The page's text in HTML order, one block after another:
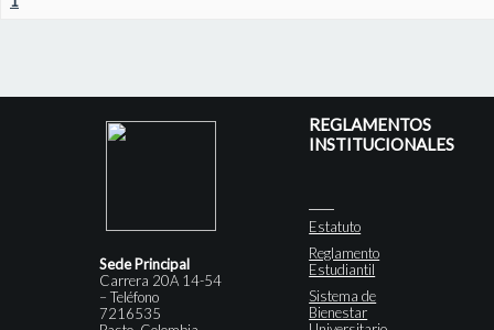
Sede Principal
Carrera 20A 14-54
– Teléfono
7216535
REGLAMENTOS
INSTITUCIONALES
Estatuto
Reglamento
Estudiantil
Sistema de
Bienestar